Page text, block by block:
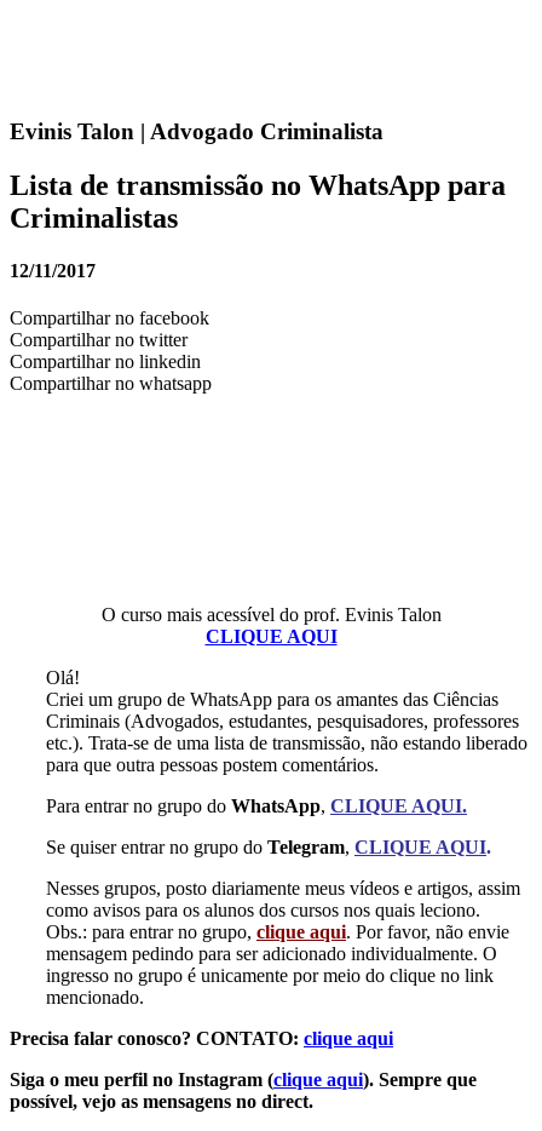
Evinis Talon | Advogado Criminalista
Lista de transmissão no WhatsApp para
Criminalistas
12/11/2017
Compartilhar no facebook
Compartilhar no twitter
Compartilhar no linkedin
Compartilhar no whatsapp
O curso mais acessível do prof. Evinis Talon
CLIQUE AQUI
Olá!
Criei um grupo de WhatsApp para os amantes das Ciências
Criminais (Advogados, estudantes, pesquisadores, professores
etc.). Trata-se de uma lista de transmissão, não estando liberado
para que outra pessoas postem comentários.
Para entrar no grupo do WhatsApp, CLIQUE AQUI.
Se quiser entrar no grupo do Telegram, CLIQUE AQUI.
Nesses grupos, posto diariamente meus vídeos e artigos, assim
como avisos para os alunos dos cursos nos quais leciono.
Obs.: para entrar no grupo, clique aqui. Por favor, não envie
mensagem pedindo para ser adicionado individualmente. O
ingresso no grupo é unicamente por meio do clique no link
mencionado.
Precisa falar conosco? CONTATO: clique aqui
Siga o meu perfil no Instagram (clique aqui). Sempre que
possível, vejo as mensagens no direct.